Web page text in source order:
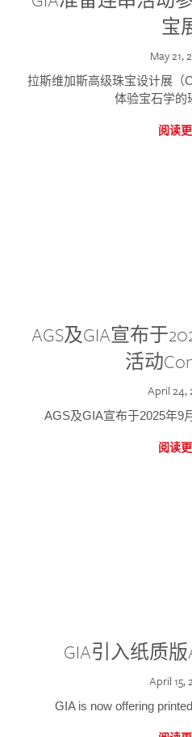
宝
May 21,
拉斯维加斯高级珠宝设计展（
体验宝石学的
阅读
AGS及GIA宣布于
活动
April 24,
AGS及GIA宣布于2025年9
阅读
GIA引入纸质版
April 15,
GIA is now offering